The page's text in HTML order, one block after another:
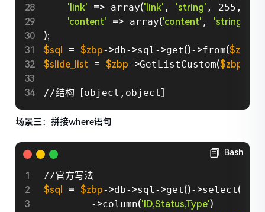
'link'
=> array('link' , 'string' , 255,
'content'
=> array('content' , 'string'
);
$sql
= $zbp- >db- >sql- >get()- >from($zbp
$slide_list = $zbp- >GetListCustom($zbp
//结构 object,object
场景三：拼接where语句
Bash
$sql
= $zbp- >db- >sql- >get()- >select(
        -
>column('ID,Status,Type')